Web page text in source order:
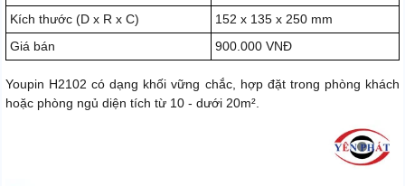
Kích thước (D x R x C)
152 x 135 x 250 mm
Giá bán
900.000 VNĐ
Youpin H2102 có dạng khối vững chắc, hợp đặt trong phòng khách
hoặc phòng ngủ diện tích từ 10 - dưới 20m².